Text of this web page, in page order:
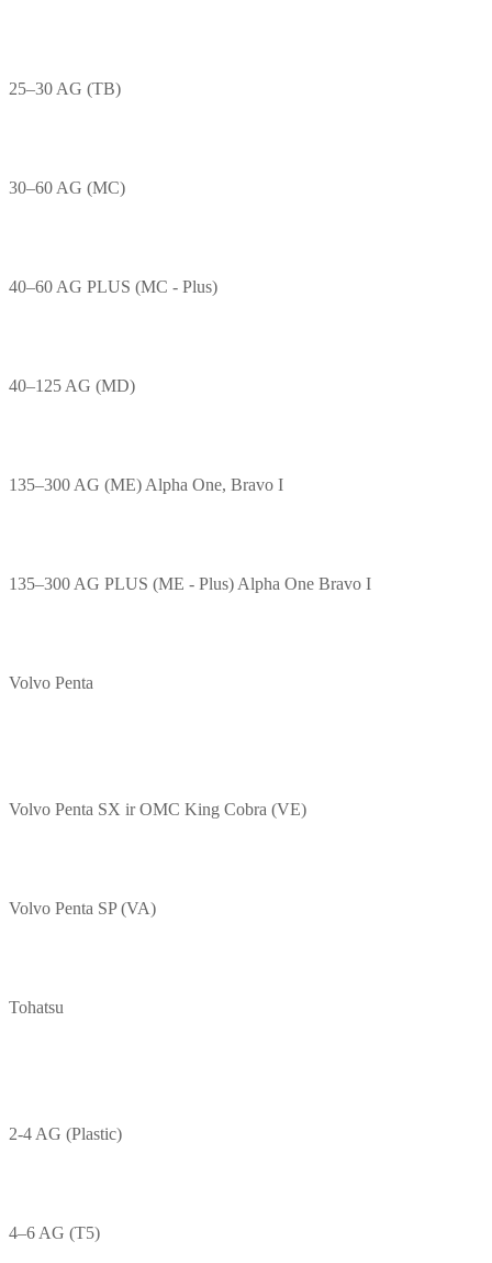
25–30 AG (TB)
30–60 AG (MC)
40–60 AG PLUS (MC - Plus)
40–125 AG (MD)
135–300 AG (ME) Alpha One, Bravo I
135–300 AG PLUS (ME - Plus) Alpha One Bravo I
Volvo Penta
Volvo Penta SX ir OMC King Cobra (VE)
Volvo Penta SP (VA)
Tohatsu
2-4 AG (Plastic)
4–6 AG (T5)